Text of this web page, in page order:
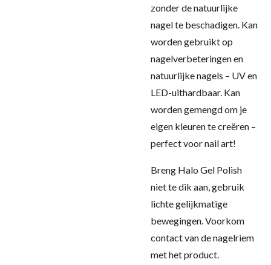
zonder de natuurlijke
nagel te beschadigen. Kan
worden gebruikt op
nagelverbeteringen en
natuurlijke nagels – UV en
LED-uithardbaar. Kan
worden gemengd om je
eigen kleuren te creëren –
perfect voor nail art!
Breng Halo Gel Polish
niet te dik aan, gebruik
lichte gelijkmatige
bewegingen. Voorkom
contact van de nagelriem
met het product.